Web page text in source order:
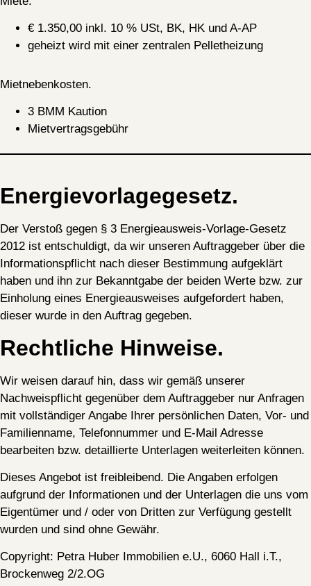
€ 1.350,00 inkl. 10 % USt, BK, HK und A-AP
geheizt wird mit einer zentralen Pelletheizung
Mietnebenkosten.
3 BMM Kaution
Mietvertragsgebühr
Energievorlagegesetz.
Der Verstoß gegen § 3 Energieausweis-Vorlage-Gesetz
2012 ist entschuldigt, da wir unseren Auftraggeber über die
Informationspflicht nach dieser Bestimmung aufgeklärt
haben und ihn zur Bekanntgabe der beiden Werte bzw. zur
Einholung eines Energieausweises aufgefordert haben,
dieser wurde in den Auftrag gegeben.
Rechtliche Hinweise.
Wir weisen darauf hin, dass wir gemäß unserer
Nachweispflicht gegenüber dem Auftraggeber nur Anfragen
mit vollständiger Angabe Ihrer persönlichen Daten, Vor- und
Familienname, Telefonnummer und E-Mail Adresse
bearbeiten bzw. detaillierte Unterlagen weiterleiten können.
Dieses Angebot ist freibleibend. Die Angaben erfolgen
aufgrund der Informationen und der Unterlagen die uns vom
Eigentümer und / oder von Dritten zur Verfügung gestellt
wurden und sind ohne Gewähr.
Copyright: Petra Huber Immobilien e.U., 6060 Hall i.T.,
Brockenweg 2/2.OG